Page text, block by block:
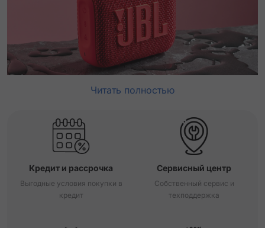
Читать полностью
Кредит и рассрочка
Выгодные условия покупки в
кредит
Сервисный центр
Собственный сервис и
техподдержка